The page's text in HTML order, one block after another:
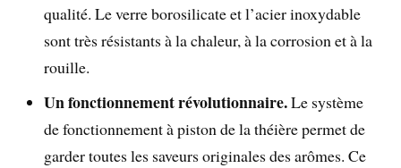
qualité. Le verre borosilicate et l’acier inoxydable
sont très résistants à la chaleur, à la corrosion et à la
rouille.
Un fonctionnement révolutionnaire.Le système
de fonctionnement à piston de la théière permet de
garder toutes les saveurs originales des arômes. Ce